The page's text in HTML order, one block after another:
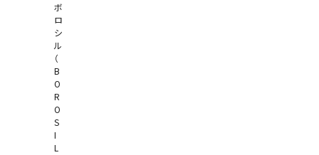
ボ
ロ
シ
ル
（
B
O
R
O
S
I
L